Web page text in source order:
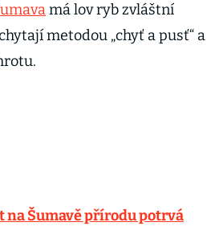
má lov ryb zvláštní
metodou „chyť a pusť“ a
na Šumavě přírodu potrvá